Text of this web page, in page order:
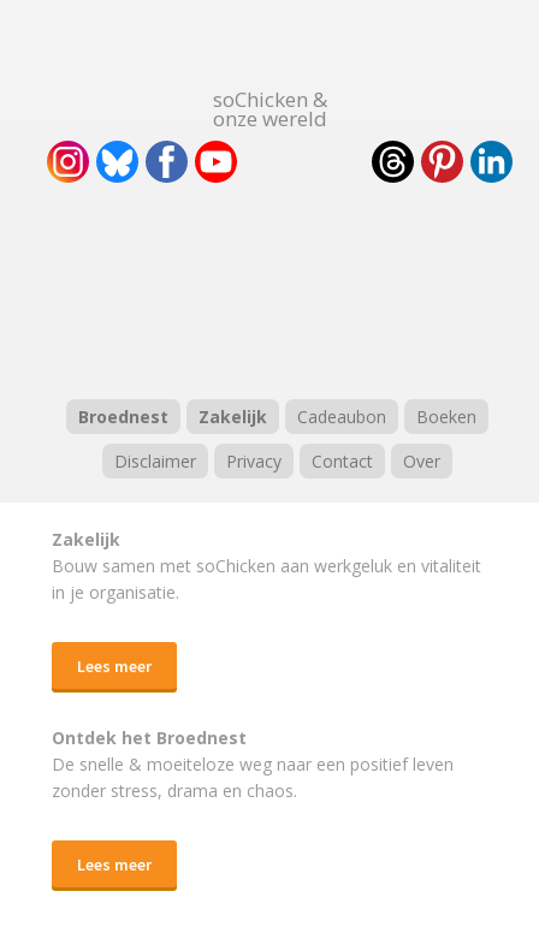
soChicken &
onze wereld
Broednest Zakelijk Cadeaubon
Boeken
Disclaimer
Privacy Contact Over
Zakelijk
Bouw samen met soChicken aan werkgeluk en vitaliteit
in je organisatie.
Lees meer
Ontdek het Broednest
De snelle & moeiteloze weg naar een positief leven
zonder stress, drama en chaos.
Lees meer